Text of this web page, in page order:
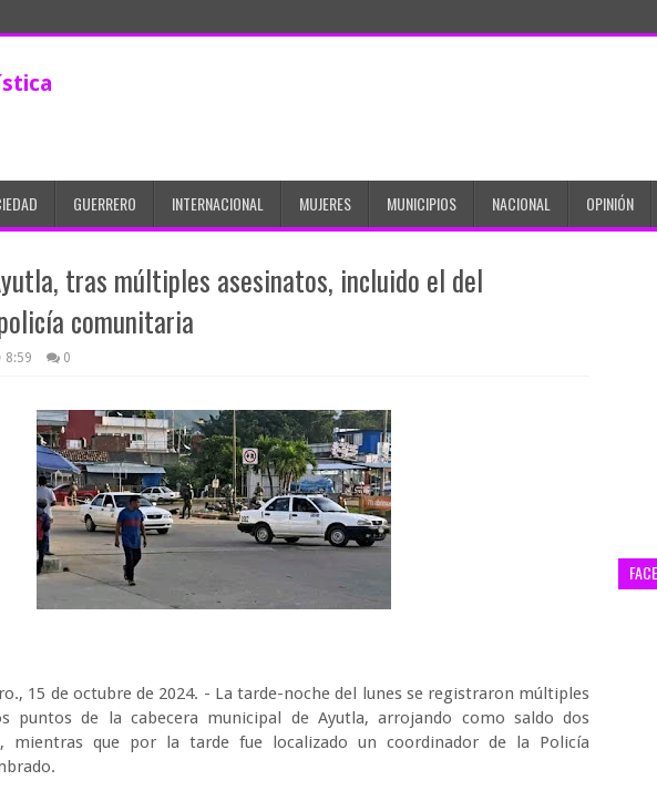
GUERRERO INTERNACIONAL MUJERES MUNICIPIOS NACIONAL OPINIÓN
tras múltiples asesinatos, incluido el del
comunitaria
8:59 0
15 de octubre de 2024. - La tarde-noche del lunes se registraron múltiples
puntos de la cabecera municipal de Ayutla, arrojando como saldo dos
mientras que por la tarde fue localizado un coordinador de la Policía